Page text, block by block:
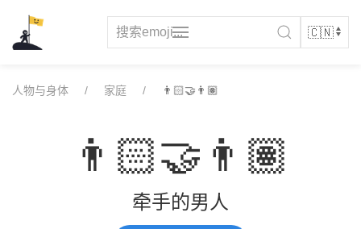
content
人物与身体 家庭 👨🏻‍🤝‍👨🏽
👨🏻‍🤝‍👨🏽
牵手的男人